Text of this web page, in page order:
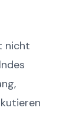
nicht